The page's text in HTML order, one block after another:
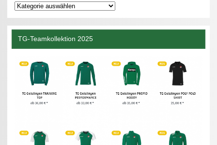
Kategorien
TG-Teamkollektion 2025